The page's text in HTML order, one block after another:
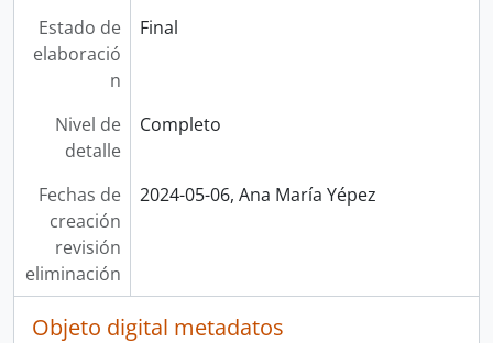
Estado de
elaboració
n
Final
Nivel de
detalle
Completo
Fechas de
creación
revisión
eliminación
2024-05-06, Ana María Yépez
Objeto digital metadatos